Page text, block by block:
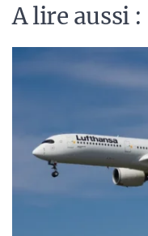
A lire aussi :